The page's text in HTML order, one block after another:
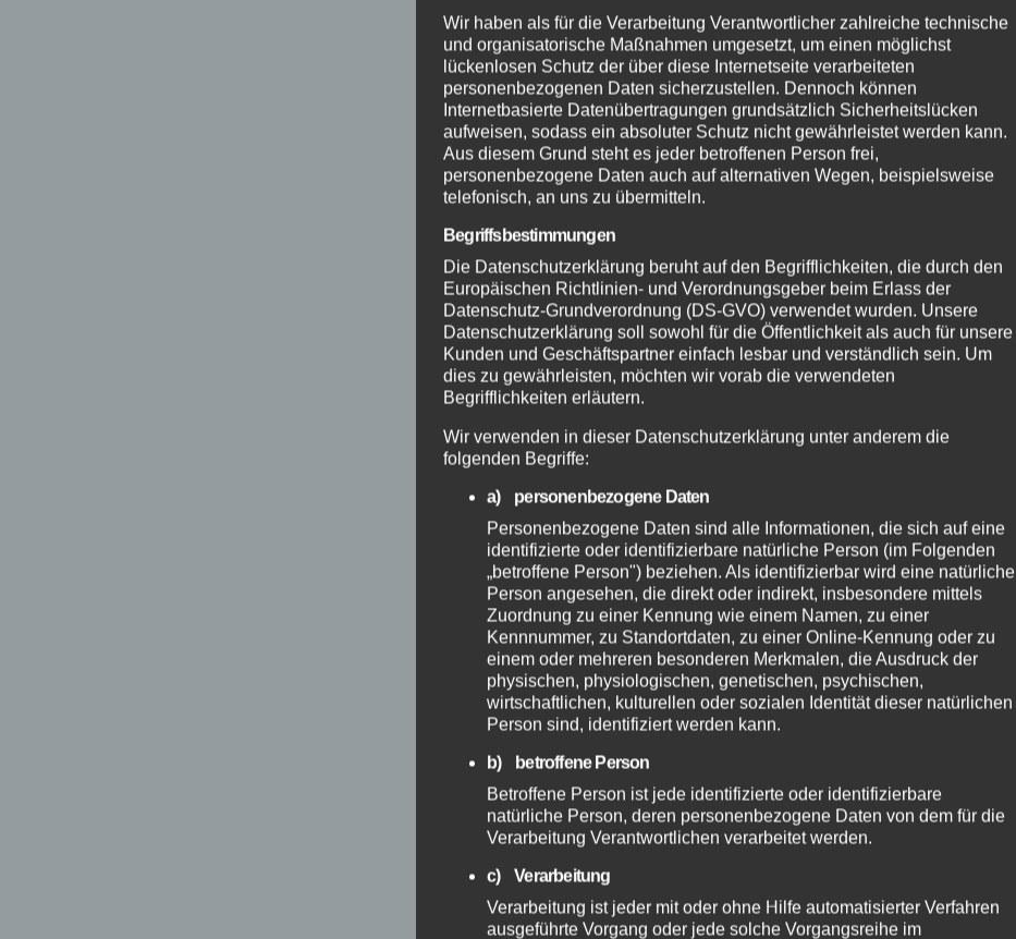
Wir haben als für die Verarbeitung Verantwortlicher zahlreiche technische
und organisatorische Maßnahmen umgesetzt, um einen möglichst
lückenlosen Schutz der über diese Internetseite verarbeiteten
personenbezogenen Daten sicherzustellen. Dennoch können
Internetbasierte Datenübertragungen grundsätzlich Sicherheitslücken
aufweisen, sodass ein absoluter Schutz nicht gewährleistet werden kann.
Aus diesem Grund steht es jeder betroffenen Person frei,
personenbezogene Daten auch auf alternativen Wegen, beispielsweise
telefonisch, an uns zu übermitteln.
Begriffsbestimmungen
Die Datenschutzerklärung beruht auf den Begrifflichkeiten, die durch den
Europäischen Richtlinien- und Verordnungsgeber beim Erlass der
Datenschutz-Grundverordnung (DS-GVO) verwendet wurden. Unsere
Datenschutzerklärung soll sowohl für die Öffentlichkeit als auch für unsere
Kunden und Geschäftspartner einfach lesbar und verständlich sein. Um
dies zu gewährleisten, möchten wir vorab die verwendeten
Begrifflichkeiten erläutern.
Wir verwenden in dieser Datenschutzerklärung unter anderem die
folgenden Begriffe:
a) personenbezogene Daten
Personenbezogene Daten sind alle Informationen, die sich auf eine
identifizierte oder identifizierbare natürliche Person (im Folgenden
„betroffene Person") beziehen. Als identifizierbar wird eine natürliche
Person angesehen, die direkt oder indirekt, insbesondere mittels
Zuordnung zu einer Kennung wie einem Namen, zu einer
Kennnummer, zu Standortdaten, zu einer Online-Kennung oder zu
einem oder mehreren besonderen Merkmalen, die Ausdruck der
physischen, physiologischen, genetischen, psychischen,
wirtschaftlichen, kulturellen oder sozialen Identität dieser natürlichen
Person sind, identifiziert werden kann.
b) betroffene Person
Betroffene Person ist jede identifizierte oder identifizierbare
natürliche Person, deren personenbezogene Daten von dem für die
Verarbeitung Verantwortlichen verarbeitet werden.
c) Verarbeitung
Verarbeitung ist jeder mit oder ohne Hilfe automatisierter Verfahren
ausgeführte Vorgang oder jede solche Vorgangsreihe im